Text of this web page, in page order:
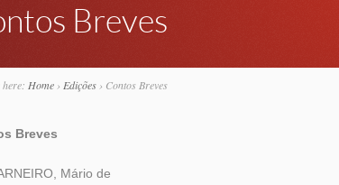
Breves
here: Home › Edições › Contos Breves
Breves
Mário de